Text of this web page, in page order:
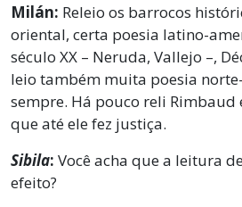
Milán: Releio os barrocos
oriental, certa poesia latino-
século XX – Neruda, Vallejo –,
leio também muita poesia
sempre. Há pouco reli Rimbaud
que até ele fez justiça.
Sibila: Você acha que a leitura
efeito?